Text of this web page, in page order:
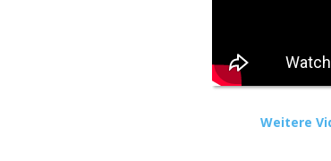
Weitere